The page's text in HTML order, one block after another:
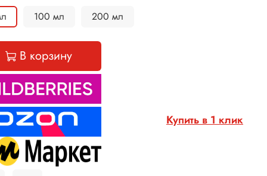
100 мл 200 мл
В корзину
Купить в 1 клик